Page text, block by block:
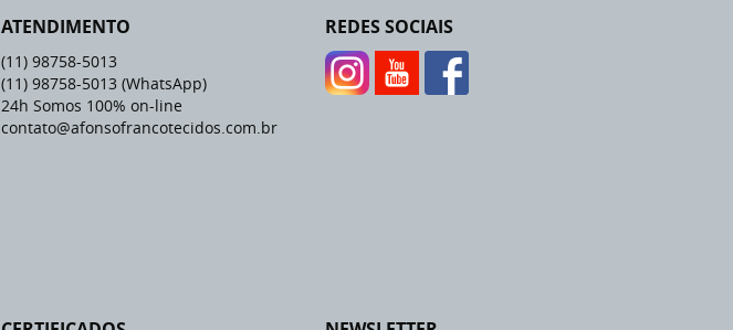
ATENDIMENTO
(11) 98758-5013
(11) 98758-5013 (WhatsApp)
24h Somos 100% on-line
contato@afonsofrancotecidos.com.br
REDES SOCIAIS